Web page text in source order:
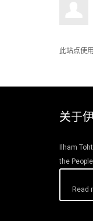
此站点使
关于
Ilham
the
Read